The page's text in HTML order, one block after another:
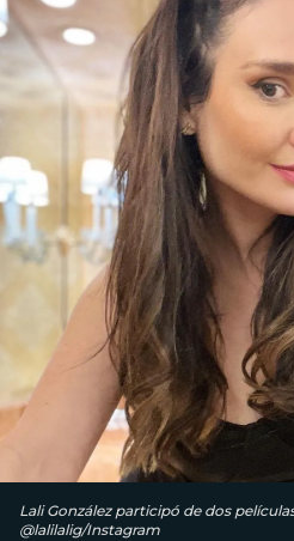
Lali González participó de dos
@lalilalig/Instagram